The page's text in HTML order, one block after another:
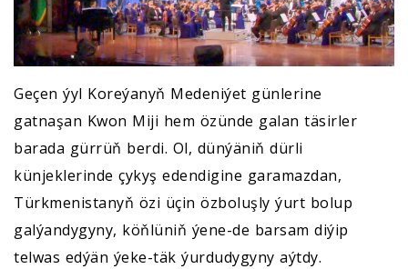
Geçen ýyl Koreýanyň Medeniýet günlerine
gatnaşan Kwon Miji hem özünde galan täsirler
barada gürrüň berdi. Ol, dünýäniň dürli
künjeklerinde çykyş edendigine garamazdan,
Türkmenistanyň özi üçin özboluşly ýurt bolup
galýandygyny, köňlüniň ýene-de barsam diýip
telwas edýän ýeke-täk ýurdudygyny aýtdy.